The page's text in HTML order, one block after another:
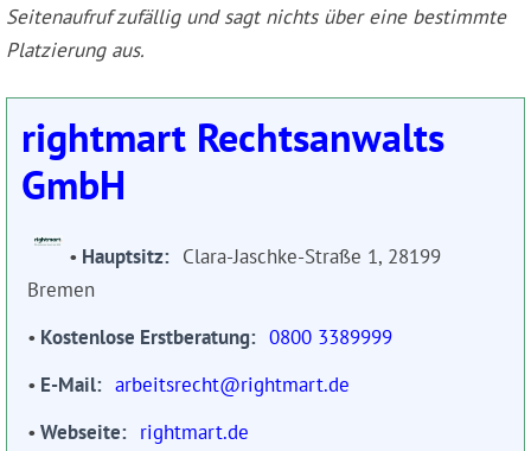
Seitenaufruf zufällig und sagt nichts über eine bestimmte
Platzierung aus.
rightmart Rechtsanwalts
GmbH
Hauptsitz
Clara-Jaschke-Straße 1, 28199
Bremen
Kostenlose Erstberatung
0800 3389999
E-Mail
arbeitsrecht@rightmart.de
Webseite
rightmart.de